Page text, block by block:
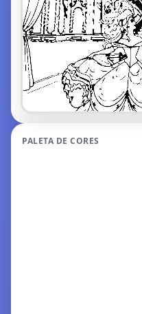
CRIAR COM IA!
PALETA DE CORES